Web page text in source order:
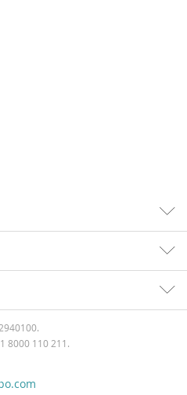
8000 110 211.